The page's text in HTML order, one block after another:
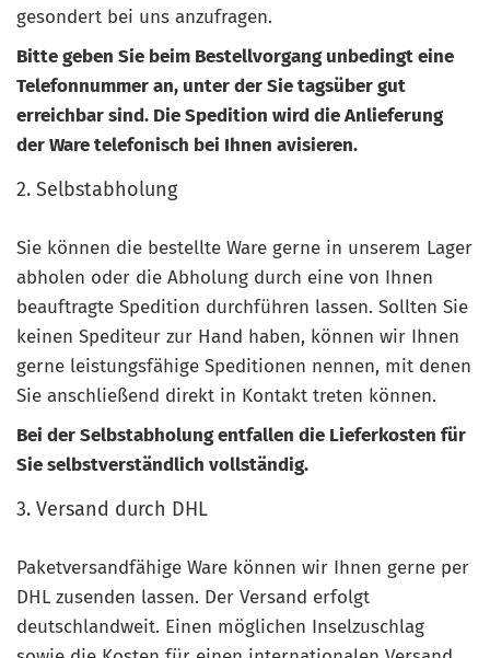
gesondert bei uns anzufragen.
Bitte geben Sie beim Bestellvorgang unbedingt eine
Telefonnummer an, unter der Sie tagsüber gut
erreichbar sind. Die Spedition wird die Anlieferung
der Ware telefonisch bei Ihnen avisieren.
2. Selbstabholung
Sie können die bestellte Ware gerne in unserem Lager
abholen oder die Abholung durch eine von Ihnen
beauftragte Spedition durchführen lassen. Sollten Sie
keinen Spediteur zur Hand haben, können wir Ihnen
gerne leistungsfähige Speditionen nennen, mit denen
Sie anschließend direkt in Kontakt treten können.
Bei der Selbstabholung entfallen die Lieferkosten für
Sie selbstverständlich vollständig.
3. Versand durch DHL
Paketversandfähige Ware können wir Ihnen gerne per
DHL zusenden lassen. Der Versand erfolgt
deutschlandweit. Einen möglichen Inselzuschlag